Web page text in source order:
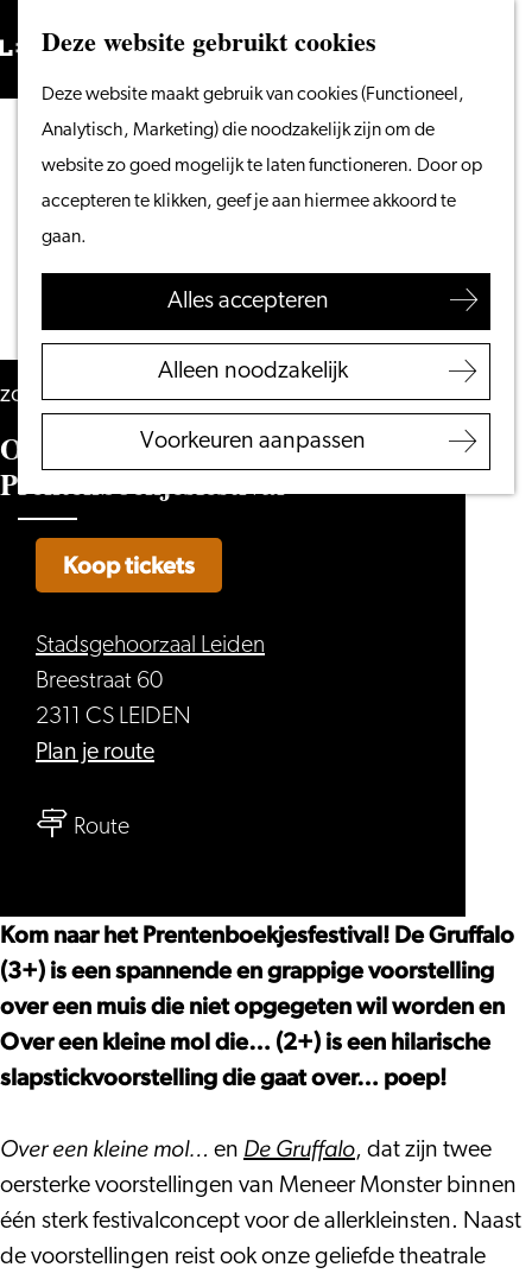
Deze website gebruikt cookies
Deze website maakt gebruik van cookies (Functioneel,
Analytisch, Marketing) die noodzakelijk zijn om de
website zo goed mogelijk te laten functioneren. Door op
accepteren te klikken, geef je aan hiermee akkoord te
gaan.
Alles accepteren
Alleen noodzakelijk
Voorkeuren aanpassen
Ga
naar
homepage
Menu
ZoekenVanaf het water
wandelen
Winkelen
Eten & drinken
Met kinderen
VVV Leiden
Bereikbaarheid
Regio Leiden
Zoeken
zondag 4 juli 2027
Over een kleine mol die… (2+) –
Prentenboekjesfestival
Stadsgehoorzaal Leiden
Breestraat 60
2311 CS LEIDEN
Plan je routenaar
die…
(2+)
–
Prentenboekjesfestival
Routenaar
kleine
mol
die…
(2+)
–
Koop tickets
Kom naar het Prentenboekjesfestival! De Gruffalo
(3+) is een spannende en grappige voorstelling
over een muis die niet opgegeten wil worden en
Over een kleine mol die… (2+) is een hilarische
slapstickvoorstelling die gaat over… poep!
Over een kleine mol… en De Gruffalo, dat zijn twee
oersterke voorstellingen van Meneer Monster binnen
één sterk festivalconcept voor de allerkleinsten. Naast
de voorstellingen reist ook onze geliefde theatrale